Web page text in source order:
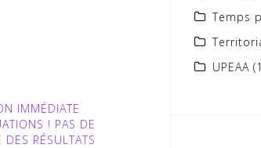
IMMÉDIATE
! PAS DE
DES RÉSULTATS
Temps
UPEAA